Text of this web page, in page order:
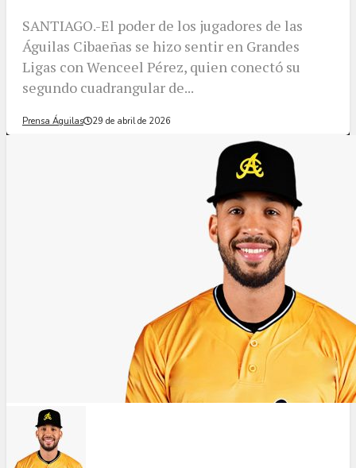
SANTIAGO.-El poder de los jugadores de las
Águilas Cibaeñas se hizo sentir en Grandes
Ligas con Wenceel Pérez, quien conectó su
segundo cuadrangular de...
Prensa Águilas 29 de abril de 2026